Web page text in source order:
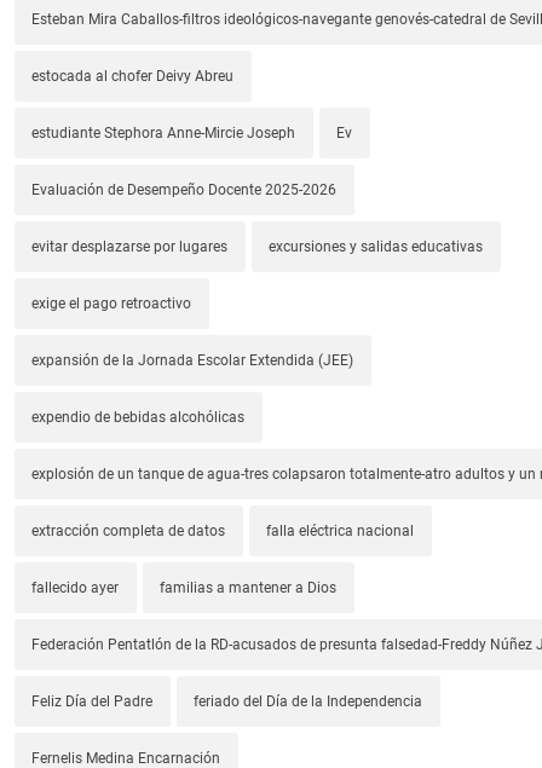
Esteban Mira Caballos-filtros ideológicos-navegante genovés-catedral de
estocada al chofer Deivy Abreu
estudiante Stephora Anne-Mircie Joseph Ev
Evaluación de Desempeño Docente 2025-2026
evitar desplazarse por lugares excursiones y salidas educativas
exige el pago retroactivo
expansión de la Jornada Escolar Extendida (JEE)
expendio de bebidas alcohólicas
explosión de un tanque de agua-tres colapsaron totalmente-atro adultos y un
extracción completa de datos falla eléctrica nacional
fallecido ayer familias a mantener a Dios
Federación Pentatlón de la RD-acusados de presunta falsedad-Freddy Núñez
Feliz Día del Padre feriado del Día de la Independencia
Fernelis Medina Encarnación